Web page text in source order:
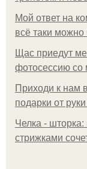
Мой ответ на
всё таки
Щас приедут
фотосессию со
Приходи к нам
подарки от
Челка - шторка:
стрижками